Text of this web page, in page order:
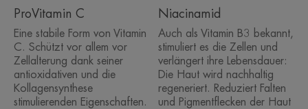
• Korrigiert Falten
• Gleicht den Hautton aus
TEXTUR
ProVitamin C
Eine stabile Form von Vitamin
C. Schützt vor allem vor
Zellalterung dank seiner
antioxidativen und die
Kollagensynthese
stimulierenden Eigenschaften.
Niacinamid
Auch als Vitamin B3 bekannt,
stimuliert es die Zellen und
verlängert ihre Lebensdauer:
Die Haut wird nachhaltig
regeneriert. Reduziert Falten
und Pigmentflecken der Haut